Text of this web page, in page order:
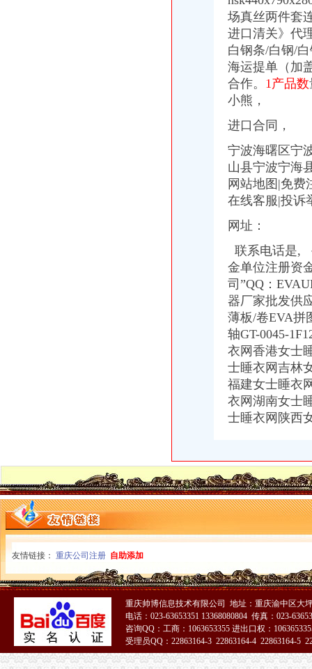
广东德邦物流有限公司重庆分公司渝中区朝天门营业部_广东德邦物流
【重庆朝天门易碎品物流_易碎品运输价格_易碎品托运电话】-重庆赶
重庆朝天门火锅加盟,重庆朝天门火锅代理,重庆朝天门火锅连锁加
【重庆朝天门女装货源重庆朝天门感女装代理女装货源】价格_厂家
【重庆茶叶土产进出口公司大地贸易分公司】重庆茶叶土产进出口公
【重庆招商国际旅行社有限公司朝天门门市部】_重庆招商国际旅行社
重庆雅皎贸易有限公司2017新招聘信息_电话_地址-58企业名录
重庆港国际集装箱有限公司货运代理分公司|重庆港国际集装箱有限公司
重庆蝶丽人贸易有限公司2017新招聘信息_电话_地址-58企业名录
重庆重庆西源商标代理有限公司附近酒店【携程酒店】_第7页
朝天门火锅加盟_朝天门火锅加盟店_朝天门火锅加盟费多少-中国连锁网
重庆微商服装代理一手货源重庆女孩服装批发-服装服饰-供求信息-中国
【重庆商业贸易公司地图】重庆商业贸易公司大全,重庆商业贸易公
重庆国际货运专线：渝新欧进口平行车运输清关代理-重庆爱问分类
代办3000万公司执照转让代办3000万公司业务的费用-直辖市重庆咨
重庆港九股份有限公司关于为重庆经略实业有限责任公司提供担保的公
重庆港九股份有限公司关于为重庆经略实业有限责任公司提供担保的公
广东德邦物流有限公司重庆分公司渝中区朝天门营业部_广东德邦物流
关于内环高速子石出口位置,通往朝天门大桥匝道通车的事宜_重庆
【2014年重庆美购贸易有限公司新招聘信息_电话_地址】-赶集网
重庆国际货运专线：重庆至马来西亚（单向）-重庆爱问分类
重庆港九股份有限公司关于为重庆经略实业有限责任公司提供担保的公
【2014年重庆市名瑞服饰连锁有限公司新招聘信息_电话_地址】-赶
义乌旧设备进口代理/宁波报关公司
重庆南岸茶园新区工商服务信息,提供新重庆南岸茶园新区财税服务
重庆糖酒加盟,重庆糖酒代理,重庆糖酒连锁加盟,重庆糖酒电话,重
国庆到南坪买进口商品价格低便宜30%_新浪新闻
场真丝两件套
进口清关》代
白钢条/白钢/
海运提单（加
合作。 1产品数
小熊，
进口合同，
宁波海曙区宁
山县宁波宁海
网站地图|免费
在线客服|投诉
网址：
联系电话是,
金单位注册资
司”QQ：
器厂家批发供
薄板/卷EVA拼
轴GT-0045-
衣网香港女士
士睡衣网吉林
福建女士睡衣
衣网湖南女士
士睡衣网陕西
友情链接： 重庆公司注册 自助添加
重庆帅博信息技术有限公司 地址：重庆渝中区大
电话：023-63653351 13368080804 传真：023-
咨询QQ：工商：1063653355 进出口权：
受理员QQ：22863164-3 22863164-4 22863164-5
51La